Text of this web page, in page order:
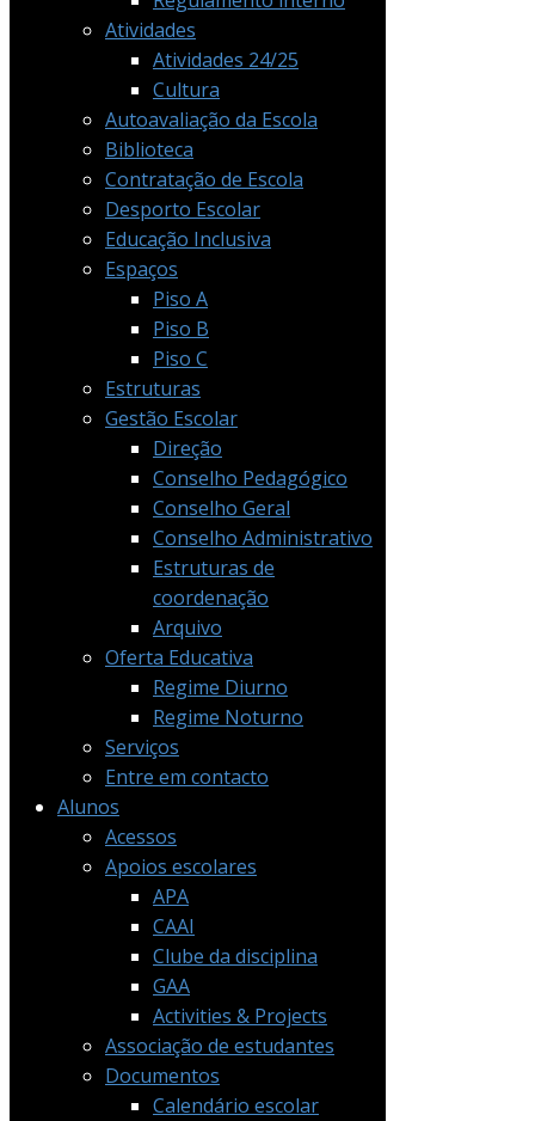
Atividades
Atividades 24/25
Cultura
Autoavaliação da Escola
Biblioteca
Contratação de Escola
Desporto Escolar
Educação Inclusiva
Espaços
Piso A
Piso B
Piso C
Estruturas
Gestão Escolar
Direção
Conselho Pedagógico
Conselho Geral
Conselho Administrativo
Estruturas de
coordenação
Arquivo
Oferta Educativa
Regime Diurno
Regime Noturno
Serviços
Entre em contacto
Alunos
Acessos
Apoios escolares
APA
CAAI
Clube da disciplina
GAA
Activities & Projects
Associação de estudantes
Documentos
Calendário escolar